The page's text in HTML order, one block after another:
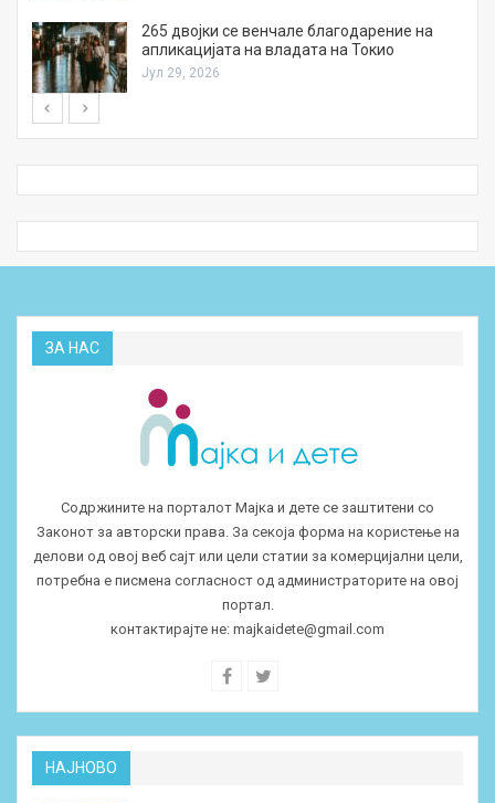
265 двојки се венчале благодарение на
апликацијата на владата на Токио
Јул 29, 2026
ЗА НАС
Содржините на порталот Мајка и дете се заштитени со
Законот за авторски права. За секоја форма на користење на
делови од овој веб сајт или цели статии за комерцијални цели,
потребна е писмена согласност од администраторите на овој
портал.
контактирајте не: majkaidete@gmail.com
НАЈНОВО